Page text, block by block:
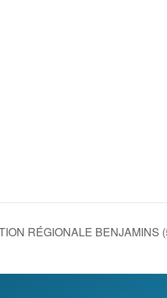
RÉGIONALE BENJAMINS